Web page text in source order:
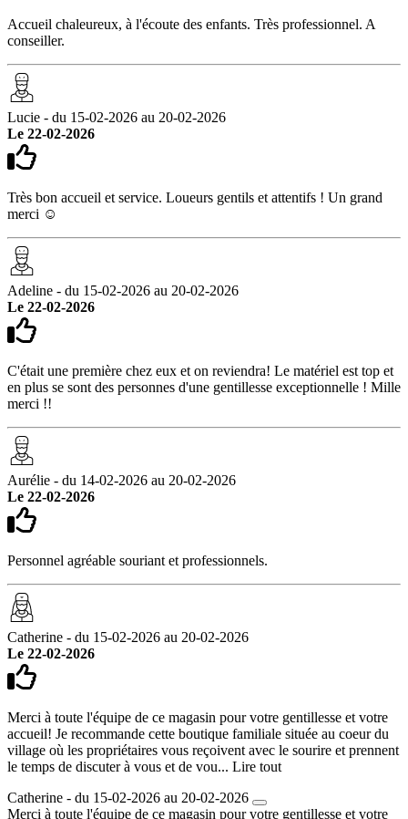
Accueil chaleureux, à l'écoute des enfants. Très professionnel. A
conseiller.
Lucie - du 15-02-2026 au 20-02-2026
Le 22-02-2026
Très bon accueil et service. Loueurs gentils et attentifs ! Un grand
merci ☺️
Adeline - du 15-02-2026 au 20-02-2026
Le 22-02-2026
C'était une première chez eux et on reviendra! Le matériel est top et
en plus se sont des personnes d'une gentillesse exceptionnelle ! Mille
merci !!
Aurélie - du 14-02-2026 au 20-02-2026
Le 22-02-2026
Personnel agréable souriant et professionnels.
Catherine - du 15-02-2026 au 20-02-2026
Le 22-02-2026
Merci à toute l'équipe de ce magasin pour votre gentillesse et votre
accueil! Je recommande cette boutique familiale située au coeur du
village où les propriétaires vous reçoivent avec le sourire et prennent
le temps de discuter à vous et de vou... Lire tout
Catherine - du 15-02-2026 au 20-02-2026
Merci à toute l'équipe de ce magasin pour votre gentillesse et votre